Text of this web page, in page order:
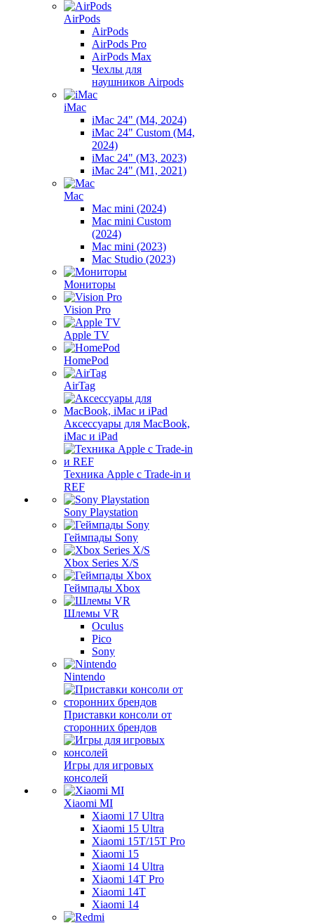
AirPods
AirPods
AirPods Pro
AirPods Max
Чехлы для
наушников Airpods
iMac
iMac 24" (M4, 2024)
iMac 24" Custom (M4,
2024)
iMac 24" (M3, 2023)
iMac 24" (M1, 2021)
Mac
Mac mini (2024)
Mac mini Custom
(2024)
Mac mini (2023)
Mac Studio (2023)
Мониторы
Vision Pro
Apple TV
HomePod
AirTag
Аксессуары для MacBook,
iMac и iPad
Техника Apple с Trade-in и
REF
Sony Playstation
Геймпады Sony
Xbox Series X/S
Геймпады Xbox
Шлемы VR
Oculus
Pico
Sony
Nintendo
Приставки консоли от
сторонних брендов
Игры для игровых
консолей
Xiaomi MI
Xiaomi 17 Ultra
Xiaomi 15 Ultra
Xiaomi 15T/15T Pro
Xiaomi 15
Xiaomi 14 Ultra
Xiaomi 14T Pro
Xiaomi 14T
Xiaomi 14